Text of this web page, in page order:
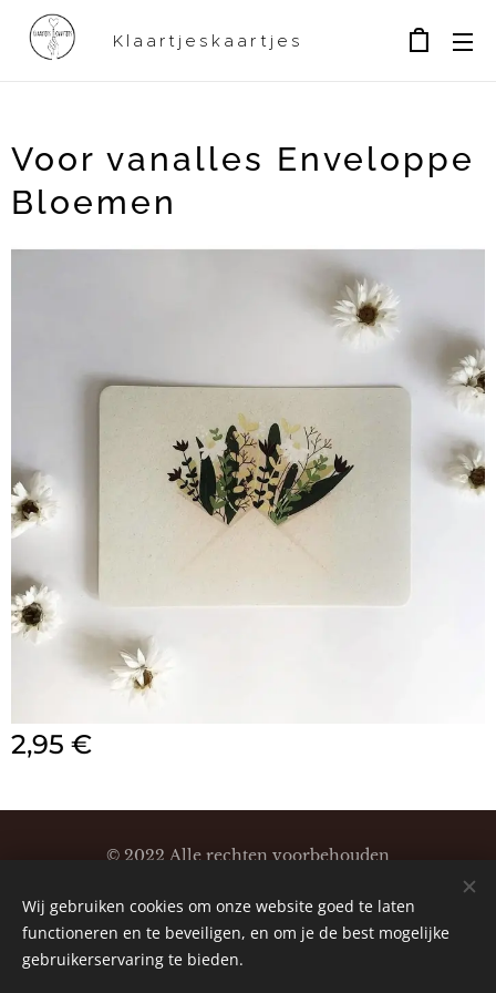
Klaartjeskaartjes
Voor vanalles Enveloppe
Bloemen
2,95 €
© 2022 Alle rechten voorbehouden
Cookies
Wij gebruiken cookies om onze website goed te laten
functioneren en te beveiligen, en om je de best mogelijke
gebruikerservaring te bieden.